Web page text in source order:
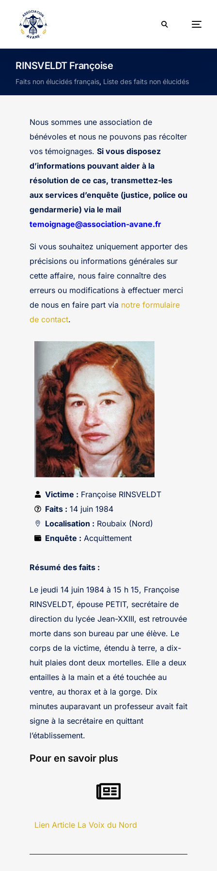
RINSVELDT Françoise
Faits non élucidés français, Liste des faits non élucidés
Nous sommes une association de
bénévoles et nous ne pouvons pas récolter
vos témoignages. Si vous disposez
d’informations pouvant aider à la
résolution de ce cas, transmettez-les
aux services d’enquête (justice, police ou
gendarmerie) via le mail
temoignage@association-avane.fr
Si vous souhaitez uniquement apporter des
précisions ou informations générales sur
cette affaire, nous faire connaître des
erreurs ou modifications à effectuer merci
de nous en faire part via notre formulaire
de contact.
Victime : Françoise RINSVELDT
Faits : 14 juin 1984
Localisation : Roubaix (Nord)
Enquête : Acquittement
Résumé des faits :
Le jeudi 14 juin 1984 à 15 h 15, Françoise
RINSVELDT, épouse PETIT, secrétaire de
direction du lycée Jean-XXIII, est retrouvée
morte dans son bureau par une élève. Le
corps de la victime, étendu à terre, a dix-
huit plaies dont deux mortelles. Elle a deux
entailles à la main et a été touchée au
ventre, au thorax et à la gorge. Dix
minutes auparavant un professeur avait fait
signe à la secrétaire en quittant
l’établissement.
Pour en savoir plus
Lien Article La Voix du Nord